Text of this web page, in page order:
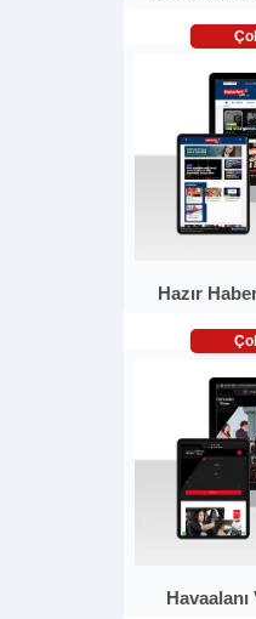
Hazır